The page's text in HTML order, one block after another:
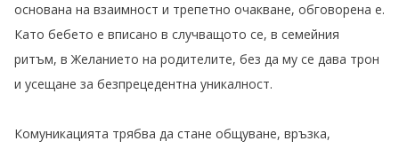
основана на взаимност и трепетно очакване, обговорена е.
Като бебето е вписано в случващото се, в семейния
ритъм, в Желанието на родителите, без да му се дава трон
и усещане за безпрецедентна уникалност.
Комуникацията трябва да стане общуване, връзка,